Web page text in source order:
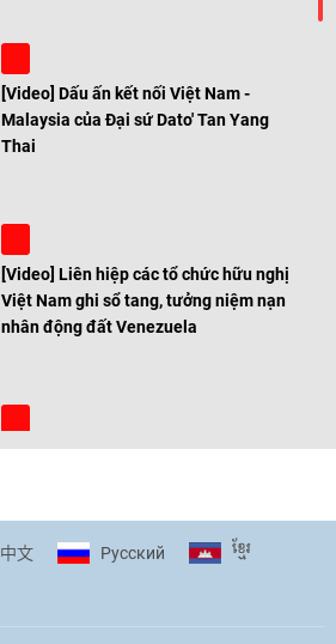
[Video] Dấu ấn kết nối Việt Nam -
Malaysia của Đại sứ Dato' Tan Yang
Thai
[Video] Liên hiệp các tổ chức hữu nghị
Việt Nam ghi sổ tang, tưởng niệm nạn
nhân động đất Venezuela
[Video] Trẻ em Đông Á cùng kiến tạo
中文 Pусский ខ្មែរ